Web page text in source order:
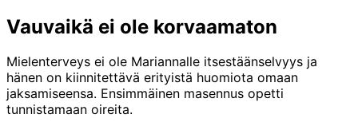
Vauvaikä ei ole korvaamaton
Mielenterveys ei ole Mariannalle itsestäänselvyys ja
hänen on kiinnitettävä erityistä huomiota omaan
jaksamiseensa. Ensimmäinen masennus opetti
tunnistamaan oireita.